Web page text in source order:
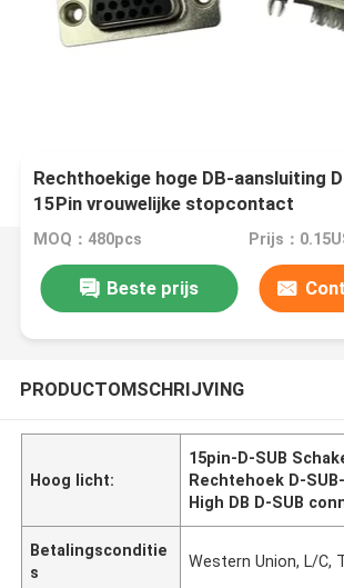
Rechthoekige hoge DB-aansluiting
15Pin vrouwelijke stopcontact
MOQ：480pcs Prijs：
Beste prijs
PRODUCTOMSCHRIJVING
Hoog licht:
15pin-D-SUB
Rechtehoek D-
High DB D-SUB
Betalingsconditie
s
Western Union, L/C,